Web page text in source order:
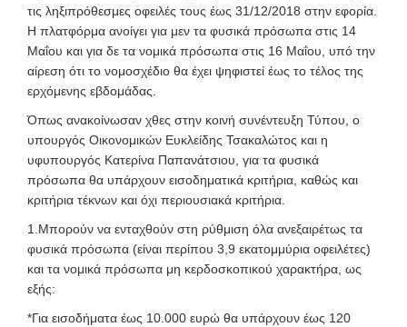
τις ληξιπρόθεσμες οφειλές τους έως 31/12/2018 στην εφορία.
Η πλατφόρμα ανοίγει για μεν τα φυσικά πρόσωπα στις 14
Μαΐου και για δε τα νομικά πρόσωπα στις 16 Μαΐου, υπό την
αίρεση ότι το νομοσχέδιο θα έχει ψηφιστεί έως το τέλος της
ερχόμενης εβδομάδας.
Όπως ανακοίνωσαν χθες στην κοινή συνέντευξη Τύπου, ο
υπουργός Οικονομικών Ευκλείδης Τσακαλώτος και η
υφυπουργός Κατερίνα Παπανάτσιου, για τα φυσικά
πρόσωπα θα υπάρχουν εισοδηματικά κριτήρια, καθώς και
κριτήρια τέκνων και όχι περιουσιακά κριτήρια.
1.Μπορούν να ενταχθούν στη ρύθμιση όλα ανεξαιρέτως τα
φυσικά πρόσωπα (είναι περίπου 3,9 εκατομμύρια οφειλέτες)
και τα νομικά πρόσωπα μη κερδοσκοπικού χαρακτήρα, ως
εξής:
*Για εισοδήματα έως 10.000 ευρώ θα υπάρχουν έως 120